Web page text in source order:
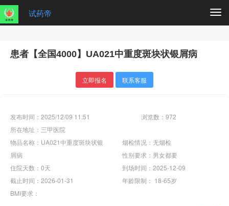
试药帝
患者【全国4000】UA021中重度斑块状银屑病
立即报名 联系客服
发布时间：2025/12/09 11:51
浏览数：972
所在地址：三甲医院
物品名称：UA021中重度斑块状银
屑病
烟检情况：无烟检
性别要求：男女都要
住院天数：0天
到场时间：2025-12-09
截止时间：2026-01-31
年龄限制： 18-65岁
BMI要求：